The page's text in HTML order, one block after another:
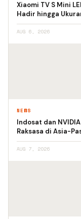
Xiaomi TV S Mini
Hadir hingga
AUG 6, 2026
NEWS
Indosat dan
Raksasa di Asia-
AUG 7, 2026